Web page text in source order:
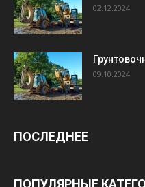
02.12.2024
09.10.2024
ПОСЛЕДНЕЕ